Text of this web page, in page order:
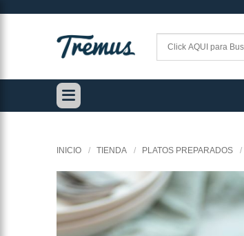
INICIO / TIENDA / PLATOS PREPARADOS /